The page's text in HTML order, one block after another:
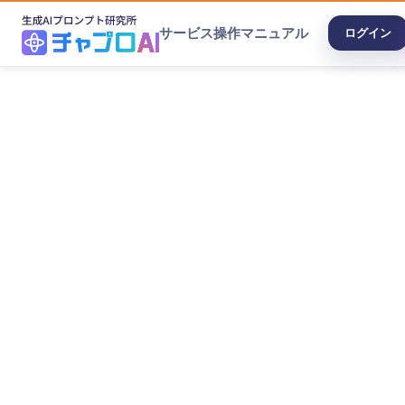
サービス操作マニュアル ログイン